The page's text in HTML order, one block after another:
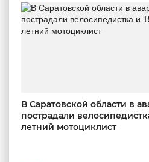
В Саратовской области в
пострадали
летний мотоциклист